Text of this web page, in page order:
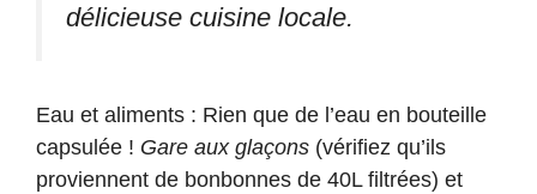
délicieuse cuisine locale.
Eau et aliments : Rien que de l’eau en bouteille
capsulée ! Gare aux glaçons (vérifiez qu’ils
proviennent de bonbonnes de 40L filtrées) et